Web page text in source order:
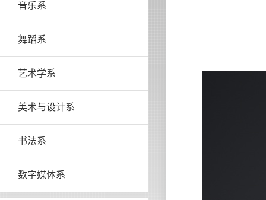
音乐系
舞蹈系
艺术学系
美术与设计系
书法系
数字媒体系